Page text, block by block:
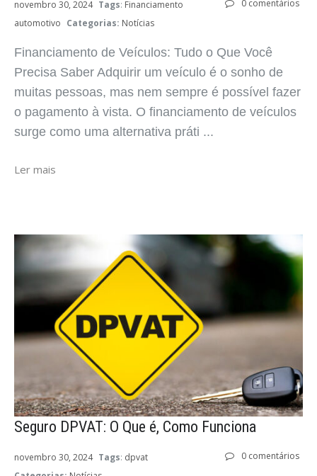
0 comentários
novembro 30, 2024 Tags: Financiamento
automotivo Categorias: Notícias
Financiamento de Veículos: Tudo o Que Você
Precisa Saber Adquirir um veículo é o sonho de
muitas pessoas, mas nem sempre é possível fazer
o pagamento à vista. O financiamento de veículos
surge como uma alternativa práti ...
Ler mais
Seguro DPVAT: O Que é, Como Funciona
0 comentários
novembro 30, 2024 Tags: dpvat